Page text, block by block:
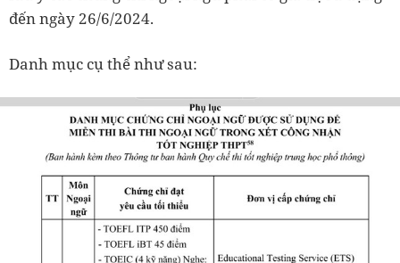
đến ngày 26/6/2024.
Danh mục cụ thể như sau: